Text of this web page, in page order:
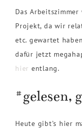
Das
Projekt, da wir
etc. gewartet
dafür jetzt
hier entlang.
#gelesen,
Heute gibt’s hier